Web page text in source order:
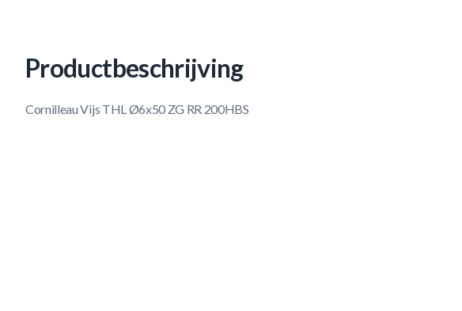
Productbeschrijving
Cornilleau Vijs THL Ø6x50 ZG RR 200HBS